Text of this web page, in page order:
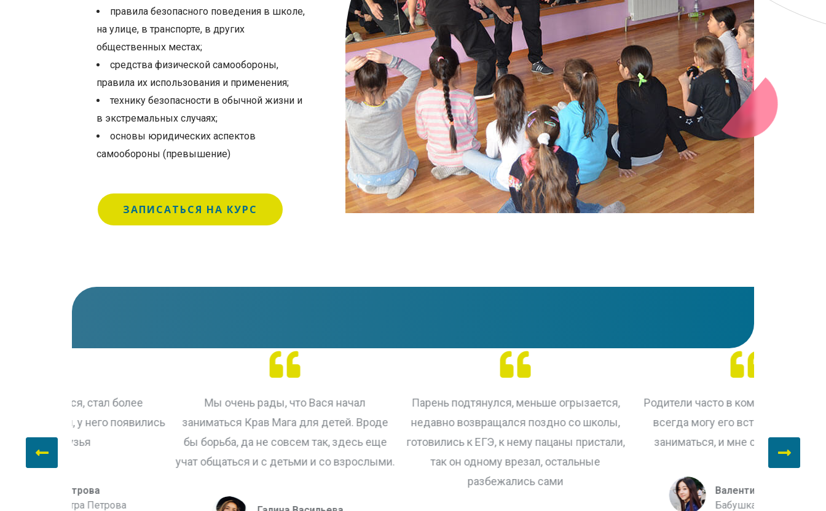
правила безопасного поведения в школе,
на улице, в транспорте, в других
общественных местах;
средства физической самообороны,
правила их использования и применения;
технику безопасности в обычной жизни и
в экстремальных случаях;
основы юридических аспектов
самообороны (превышение)
ЗАПИСАТЬСЯ НА КУРС
Мы очень рады, что Вася начал
заниматься Крав Мага для детей. Вроде
бы борьба, да не совсем так, здесь еще
учат общаться и с детьми и со взрослыми.
Парень подтянулся, меньше огрызается,
недавно возвращался поздно со школы,
готовились к ЕГЭ, к нему пацаны пристали,
так он одному врезал, остальные
Родители часто в командировках, а я не
всегда могу его встретить. Но начал
заниматься, и мне стало спокойнее.
Валентина Петровна
Бабушка Вали Петрова